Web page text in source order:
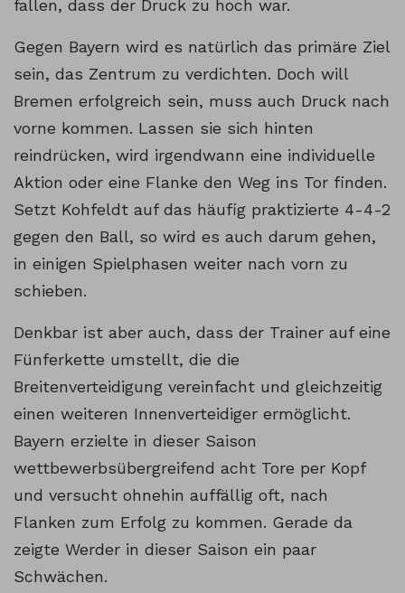
fallen, dass der Druck zu hoch war.
Gegen Bayern wird es natürlich das primäre Ziel
sein, das Zentrum zu verdichten. Doch will
Bremen erfolgreich sein, muss auch Druck nach
vorne kommen. Lassen sie sich hinten
reindrücken, wird irgendwann eine individuelle
Aktion oder eine Flanke den Weg ins Tor finden.
Setzt Kohfeldt auf das häufig praktizierte 4-4-2
gegen den Ball, so wird es auch darum gehen,
in einigen Spielphasen weiter nach vorn zu
schieben.
Denkbar ist aber auch, dass der Trainer auf eine
Fünferkette umstellt, die die
Breitenverteidigung vereinfacht und gleichzeitig
einen weiteren Innenverteidiger ermöglicht.
Bayern erzielte in dieser Saison
wettbewerbsübergreifend acht Tore per Kopf
und versucht ohnehin auffällig oft, nach
Flanken zum Erfolg zu kommen. Gerade da
zeigte Werder in dieser Saison ein paar
Schwächen.